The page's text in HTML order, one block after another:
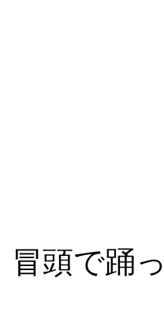
冒頭で踊